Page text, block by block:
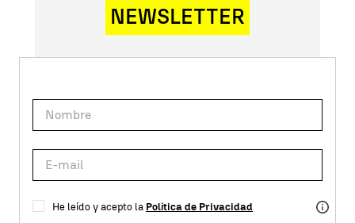
NEWSLETTER
He leído y acepto la Política de Privacidad